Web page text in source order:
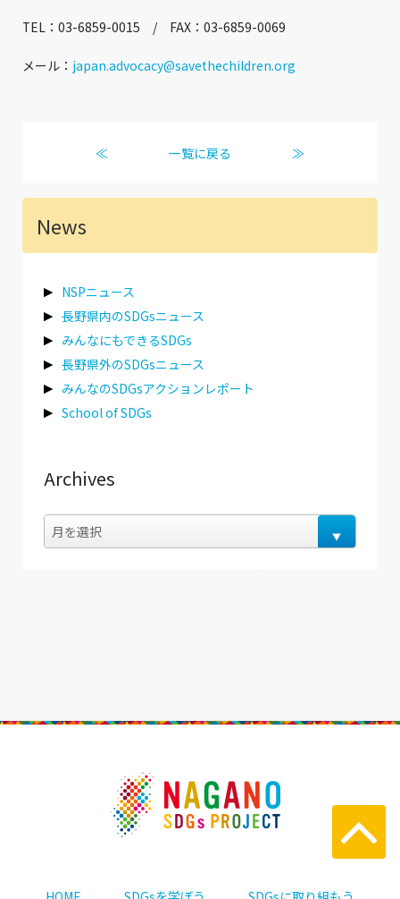
TEL：03-6859-0015 / FAX：03-6859-0069
メール： japan.advocacy@savethechildren.org
≪ 一覧に戻る ≫
News
NSPニュース
長野県内のSDGsニュース
みんなにもできるSDGs
長野県外のSDGsニュース
みんなのSDGsアクションレポート
School of SDGs
Archives